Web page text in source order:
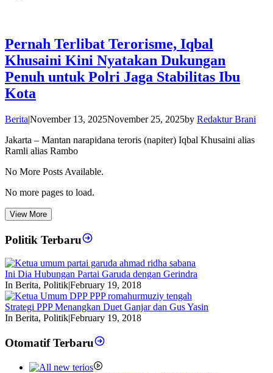
Pernah Terlibat Terorisme, Iqbal
Khusaini Kini Nyatakan Dukungan
Penuh untuk Polri Jaga Stabilitas Ibu
Kota
Berita|November 13, 2025November 25, 2025by Redaktur Brani
Jakarta – Mantan narapidana teroris (napiter) Iqbal Khusaini alias
Ramli alias Rambo
No More Posts Available.
No more pages to load.
View More
Politik Terbaru
Ini Dia Hubungan Partai Garuda dengan Gerindra
In Berita, Politik|February 19, 2018
Strategi PPP Menangkan Duet Ganjar dan Gus Yasin
In Berita, Politik|February 19, 2018
Otomatif Terbaru